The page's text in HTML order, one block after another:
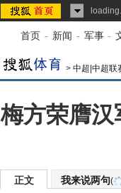
首页 - 新闻 - 军事 -
> 中超|中超联
梅方荣膺汉
正文 我来说两句(